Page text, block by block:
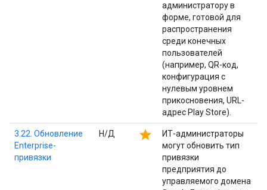
администратору в
форме, готовой для
распространения
среди конечных
пользователей
(например, QR-код,
конфигурация с
нулевым уровнем
прикосновения, URL-
адрес Play Store).
3.22. Обновление
Enterprise-
привязки
Н/Д star
ИТ-администраторы
могут обновить тип
привязки
предприятия до
управляемого домена